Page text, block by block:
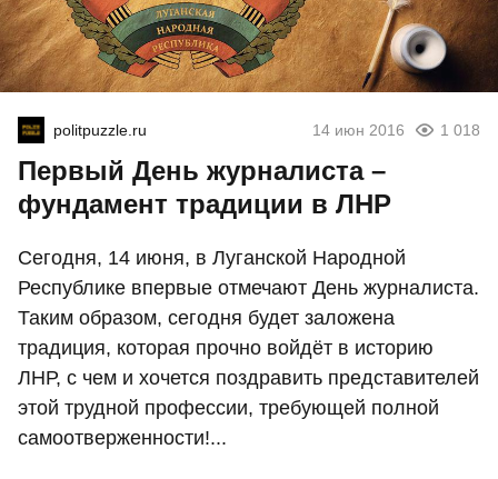
politpuzzle.ru 14 июн 2016 1 018
Первый День журналиста –
фундамент традиции в ЛНР
Сегодня, 14 июня, в Луганской Народной
Республике впервые отмечают День журналиста.
Таким образом, сегодня будет заложена
традиция, которая прочно войдёт в историю
ЛНР, с чем и хочется поздравить представителей
этой трудной профессии, требующей полной
самоотверженности!...